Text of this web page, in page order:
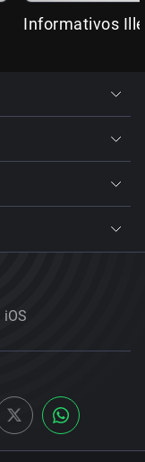
Informativos
iOS